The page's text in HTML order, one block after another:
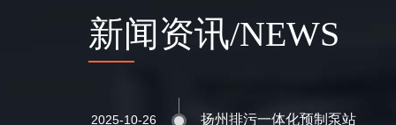
新闻资讯/NEWS
2025-10-26 扬州排污一体化预制泵站